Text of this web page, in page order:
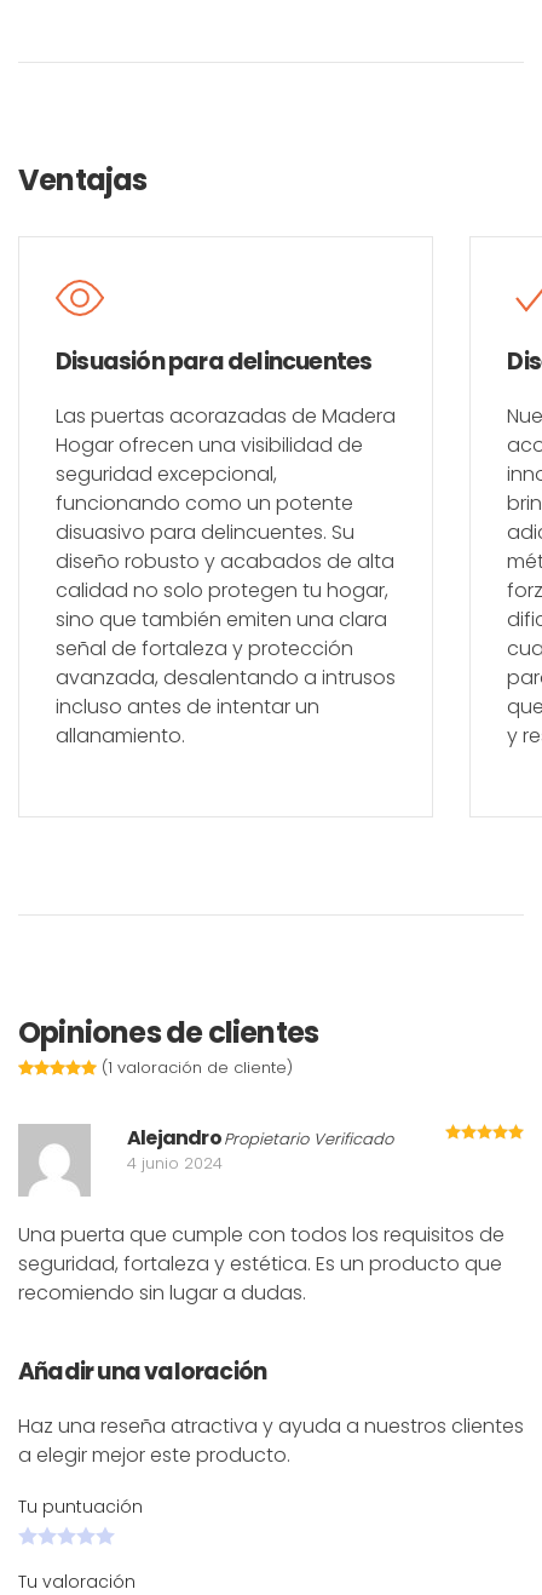
Ventajas
Disuasión para delincuentes
Las puertas acorazadas de Madera
Hogar ofrecen una visibilidad de
seguridad excepcional,
funcionando como un potente
disuasivo para delincuentes. Su
diseño robusto y acabados de alta
calidad no solo protegen tu hogar,
sino que también emiten una clara
señal de fortaleza y protección
avanzada, desalentando a intrusos
incluso antes de intentar un
allanamiento.
y
Opiniones de clientes
Valorado5.00sobre 5 basado en
1(1 valoración de cliente)
AlejandroPropietario Verificado
4 junio 2024
Una puerta que cumple con todos los requisitos de
seguridad, fortaleza y estética. Es un producto que
recomiendo sin lugar a dudas.
Añadir una valoración
Haz una reseña atractiva y ayuda a nuestros clientes
a elegir mejor este producto.
Tu puntuación
Tu valoración